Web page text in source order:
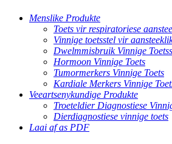
Menslike Produkte
Toets vir respiratoriese
Vinnige toetsstel vir
Dwelmmisbruik Vinnige
Hormoon Vinnige Toets
Tumormerkers Vinnige Toets
Kardiale Merkers Vinnige
Veeartsenykundige Produkte
Troeteldier Diagnostiese
Dierdiagnostiese vinnige toets
Laai af as PDF